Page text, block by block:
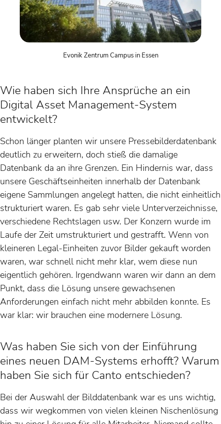
Evonik Zentrum Campus in Essen
Wie haben sich Ihre Ansprüche an ein
Digital Asset Management-System
entwickelt?
Schon länger planten wir unsere Pressebilderdatenbank
deutlich zu erweitern, doch stieß die damalige
Datenbank da an ihre Grenzen. Ein Hindernis war, dass
unsere Geschäftseinheiten innerhalb der Datenbank
eigene Sammlungen angelegt hatten, die nicht einheitlich
strukturiert waren. Es gab sehr viele Unterverzeichnisse,
verschiedene Rechtslagen usw. Der Konzern wurde im
Laufe der Zeit umstrukturiert und gestrafft. Wenn von
kleineren Legal-Einheiten zuvor Bilder gekauft worden
waren, war schnell nicht mehr klar, wem diese nun
eigentlich gehören. Irgendwann waren wir dann an dem
Punkt, dass die Lösung unsere gewachsenen
Anforderungen einfach nicht mehr abbilden konnte. Es
war klar: wir brauchen eine modernere Lösung.
Was haben Sie sich von der Einführung
eines neuen DAM-Systems erhofft? Warum
haben Sie sich für Canto entschieden?
Bei der Auswahl der Bilddatenbank war es uns wichtig,
dass wir wegkommen von vielen kleinen Nischenlösung